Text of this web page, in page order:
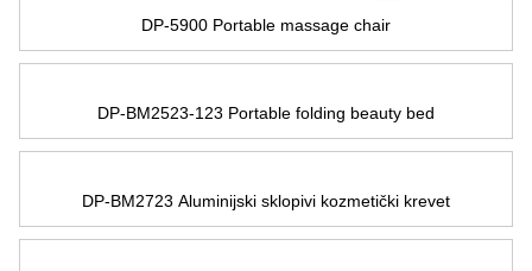
DP-5900 Portable massage chair
DP-BM2523-123 Portable folding beauty bed
DP-BM2723 Aluminijski sklopivi kozmetički krevet